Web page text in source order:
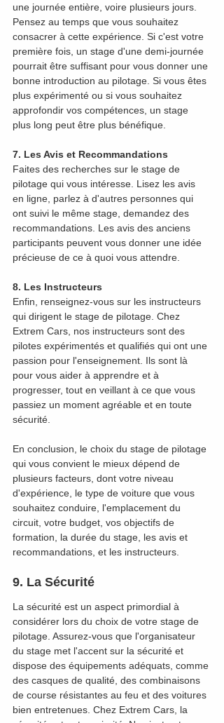
une journée entière, voire plusieurs jours.
Pensez au temps que vous souhaitez
consacrer à cette expérience. Si c'est votre
première fois, un stage d'une demi-journée
pourrait être suffisant pour vous donner une
bonne introduction au pilotage. Si vous êtes
plus expérimenté ou si vous souhaitez
approfondir vos compétences, un stage
plus long peut être plus bénéfique.
7. Les Avis et Recommandations
Faites des recherches sur le stage de
pilotage qui vous intéresse. Lisez les avis
en ligne, parlez à d'autres personnes qui
ont suivi le même stage, demandez des
recommandations. Les avis des anciens
participants peuvent vous donner une idée
précieuse de ce à quoi vous attendre.
8. Les Instructeurs
Enfin, renseignez-vous sur les instructeurs
qui dirigent le stage de pilotage. Chez
Extrem Cars, nos instructeurs sont des
pilotes expérimentés et qualifiés qui ont une
passion pour l'enseignement. Ils sont là
pour vous aider à apprendre et à
progresser, tout en veillant à ce que vous
passiez un moment agréable et en toute
sécurité.
En conclusion, le choix du stage de pilotage
qui vous convient le mieux dépend de
plusieurs facteurs, dont votre niveau
d'expérience, le type de voiture que vous
souhaitez conduire, l'emplacement du
circuit, votre budget, vos objectifs de
formation, la durée du stage, les avis et
recommandations, et les instructeurs.
9. La Sécurité
La sécurité est un aspect primordial à
considérer lors du choix de votre stage de
pilotage. Assurez-vous que l'organisateur
du stage met l'accent sur la sécurité et
dispose des équipements adéquats, comme
des casques de qualité, des combinaisons
de course résistantes au feu et des voitures
bien entretenues. Chez Extrem Cars, la